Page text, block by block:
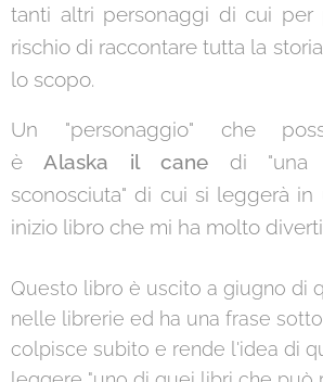
tanti altri personaggi di cui per
rischio di raccontare tutta la
lo scopo.
Un "personaggio" che
è Alaska il cane di "una
sconosciuta" di cui si leggerà in
inizio libro che mi ha molto
Questo libro è uscito a giugno di
nelle librerie ed ha una frase
colpisce subito e rende l'idea di